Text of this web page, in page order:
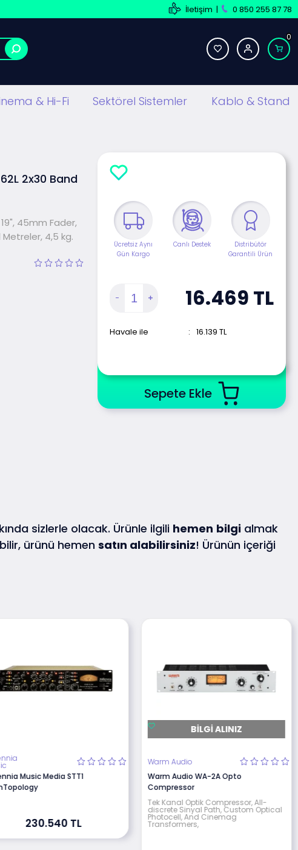
İletişim | 0 850 255 87 78
0
& Hi-Fi Sektörel Sistemler Kablo & Stand
2x30 Band
45mm Fader,
Metreler, 4,5 kg.
Ücretsiz Aynı
Gün Kargo
Canlı Destek
Distribütör
Garantili Ürün
16.469 TL
Havale ile : 16.139 TL
Sepete Ekle
sizlerle olacak. Ürünle ilgili hemen bilgi almak
ürünü hemen satın alabilirsiniz! Ürünün içeriği
Music Media STT1
230.540 TL
BILGI ALINIZ
Warm Audio
Warm Audio WA-2A Opto
Compressor
Tek Kanal Optik Compressor, All-
discrete Sinyal Path, Custom Optical
Photocell, And Cinemag
Transformers,